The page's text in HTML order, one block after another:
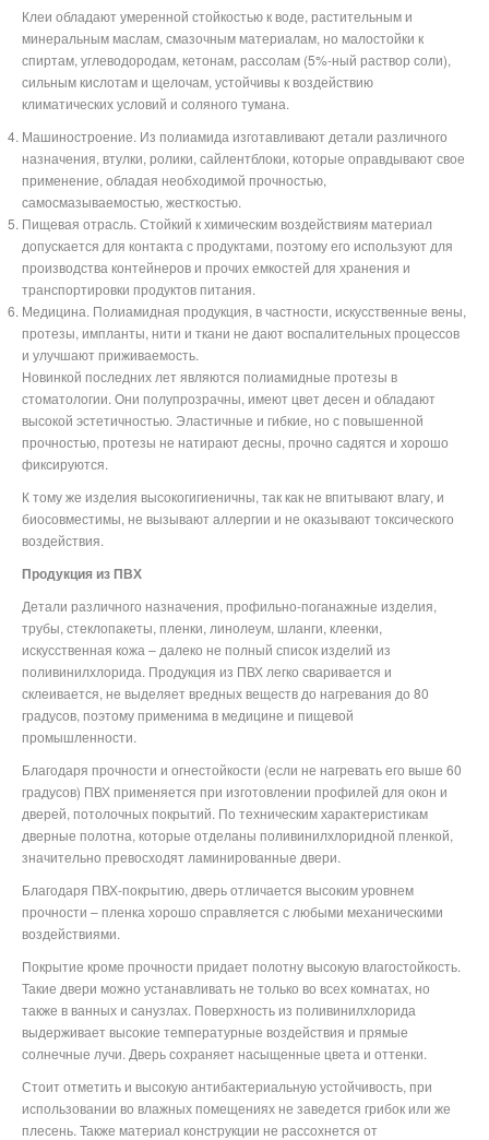
Клеи обладают умеренной стойкостью к воде, растительным и
минеральным маслам, смазочным материалам, но малостойки к
спиртам, углеводородам, кетонам, рассолам (5%-ный раствор соли),
сильным кислотам и щелочам, устойчивы к воздействию
климатических условий и соляного тумана.
Машиностроение. Из полиамида изготавливают детали различного
назначения, втулки, ролики, сайлентблоки, которые оправдывают свое
применение, обладая необходимой прочностью,
самосмазываемостью, жесткостью.
Пищевая отрасль. Стойкий к химическим воздействиям материал
допускается для контакта с продуктами, поэтому его используют для
производства контейнеров и прочих емкостей для хранения и
транспортировки продуктов питания.
Медицина. Полиамидная продукция, в частности, искусственные вены,
протезы, импланты, нити и ткани не дают воспалительных процессов
и улучшают приживаемость.
Новинкой последних лет являются полиамидные протезы в
стоматологии. Они полупрозрачны, имеют цвет десен и обладают
высокой эстетичностью. Эластичные и гибкие, но с повышенной
прочностью, протезы не натирают десны, прочно садятся и хорошо
фиксируются.
К тому же изделия высокогигиеничны, так как не впитывают влагу, и
биосовместимы, не вызывают аллергии и не оказывают токсического
воздействия.
Продукция из ПВХ
Детали различного назначения, профильно-поганажные изделия,
трубы, стеклопакеты, пленки, линолеум, шланги, клеенки,
искусственная кожа – далеко не полный список изделий из
поливинилхлорида. Продукция из ПВХ легко сваривается и
склеивается, не выделяет вредных веществ до нагревания до 80
градусов, поэтому применима в медицине и пищевой
промышленности.
Благодаря прочности и огнестойкости (если не нагревать его выше 60
градусов) ПВХ применяется при изготовлении профилей для окон и
дверей, потолочных покрытий. По техническим характеристикам
дверные полотна, которые отделаны поливинилхлоридной пленкой,
значительно превосходят ламинированные двери.
Благодаря ПВХ-покрытию, дверь отличается высоким уровнем
прочности – пленка хорошо справляется с любыми механическими
воздействиями.
Покрытие кроме прочности придает полотну высокую влагостойкость.
Такие двери можно устанавливать не только во всех комнатах, но
также в ванных и санузлах. Поверхность из поливинилхлорида
выдерживает высокие температурные воздействия и прямые
солнечные лучи. Дверь сохраняет насыщенные цвета и оттенки.
Стоит отметить и высокую антибактериальную устойчивость, при
использовании во влажных помещениях не заведется грибок или же
плесень. Также материал конструкции не рассохнется от